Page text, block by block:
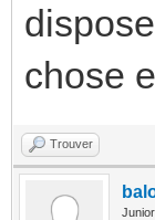
chose
Trouver